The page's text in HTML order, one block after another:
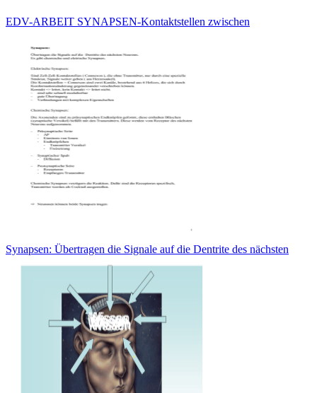
EDV-ARBEIT SYNAPSEN-Kontaktstellen zwischen
Synapsen: Übertragen die Signale auf die Dentrite des nächsten